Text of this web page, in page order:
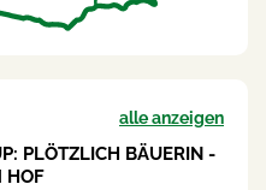
alle anzeigen
PLÖTZLICH BÄUERIN -
HOF